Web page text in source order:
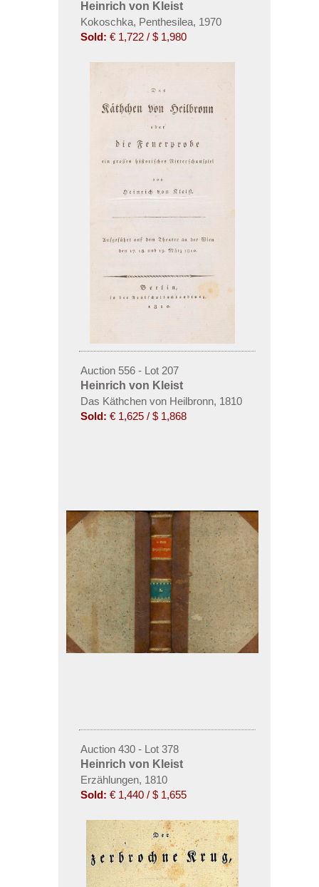
Heinrich von Kleist
Kokoschka, Penthesilea, 1970
Sold: € 1,722 / $ 1,980
Auction 556 - Lot 207
Heinrich von Kleist
Das Käthchen von Heilbronn, 1810
Sold: € 1,625 / $ 1,868
Auction 430 - Lot 378
Heinrich von Kleist
Erzählungen, 1810
Sold: € 1,440 / $ 1,655